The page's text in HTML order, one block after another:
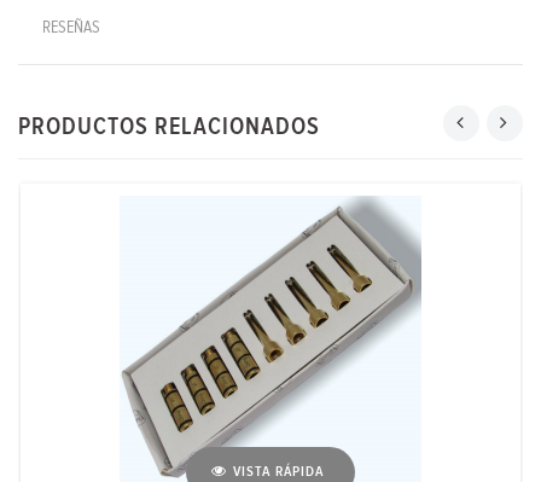
RESEÑAS
PRODUCTOS RELACIONADOS
VISTA RÁPIDA